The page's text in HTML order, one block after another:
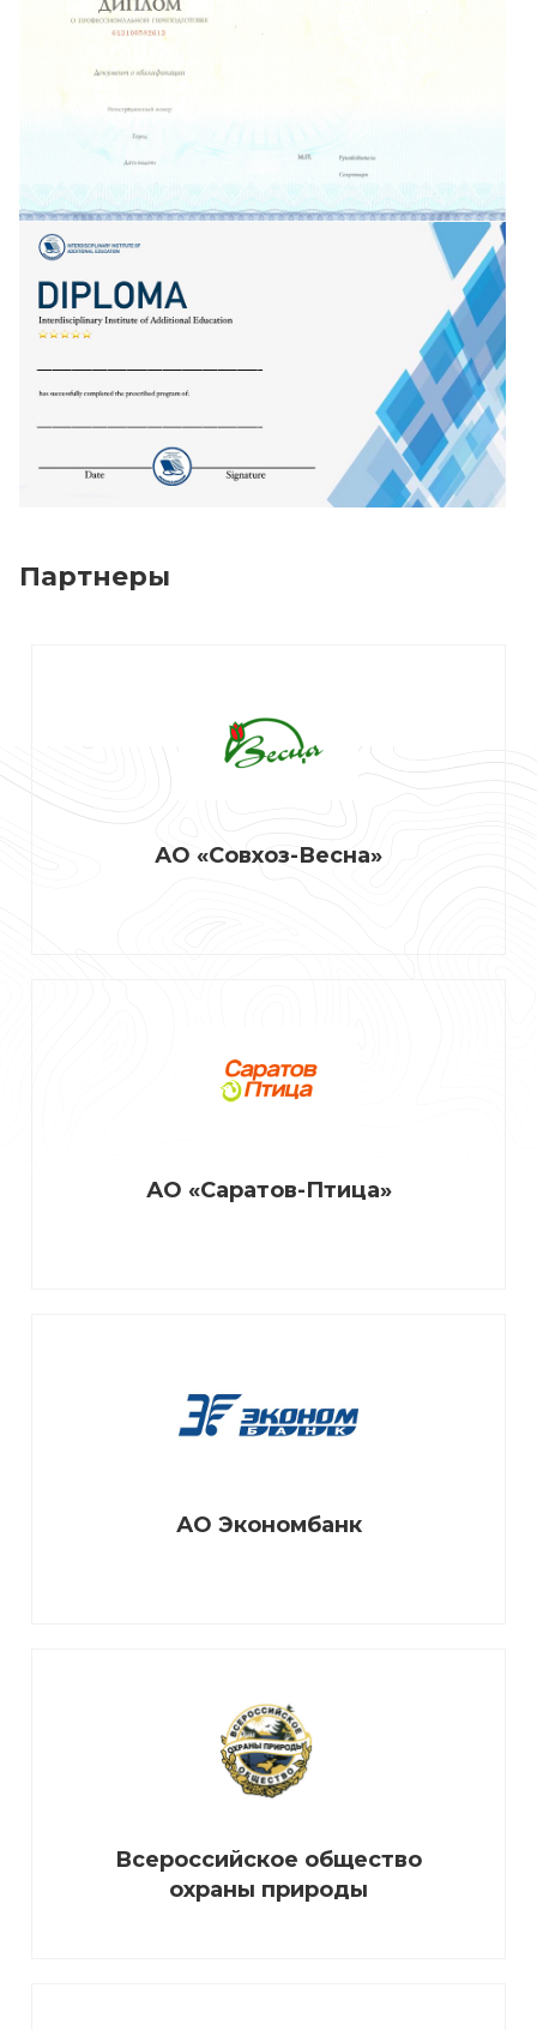
Партнеры
АО «Совхоз-Весна»
АО «Саратов-Птица»
АО Экономбанк
Всероссийское общество
охраны природы